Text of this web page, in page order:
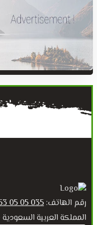
رقم الهاتف: 035 05 05 53 966+
المملكة العربية